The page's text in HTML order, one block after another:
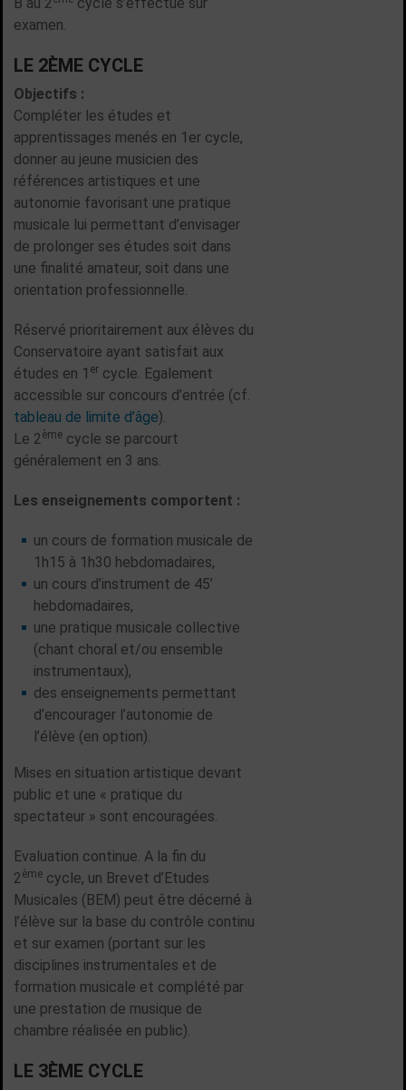
examen.
LE 2ÈME CYCLE
Objectifs :
Compléter les études et
apprentissages menés en 1er cycle,
donner au jeune musicien des
références artistiques et une
autonomie favorisant une pratique
musicale lui permettant d’envisager
de prolonger ses études soit dans
une finalité amateur, soit dans une
orientation professionnelle.
Réservé prioritairement aux élèves du
Conservatoire ayant satisfait aux
études en 1 er cycle. Egalement
accessible sur concours d’entrée (cf.
tableau de limite d’âge).
Le 2ème cycle se parcourt
généralement en 3 ans.
Les enseignements comportent :
un cours de formation musicale de
1h15 à 1h30 hebdomadaires,
un cours d’instrument de 45’
hebdomadaires,
une pratique musicale collective
(chant choral et/ou ensemble
instrumentaux),
des enseignements permettant
d’encourager l’autonomie de
l’élève (en option).
Mises en situation artistique devant
public et une « pratique du
spectateur » sont encouragées.
Evaluation continue. A la fin du
2ème cycle, un Brevet d’Etudes
Musicales (BEM) peut être décerné à
l’élève sur la base du contrôle continu
et sur examen (portant sur les
disciplines instrumentales et de
formation musicale et complété par
une prestation de musique de
chambre réalisée en public).
LE 3ÈME CYCLE